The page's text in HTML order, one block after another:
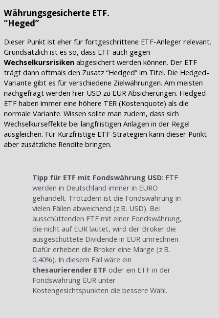
Währungsgesicherte ETF.
“Heged”
Dieser Punkt ist eher für fortgeschrittene ETF-Anleger relevant.
Grundsätzlich ist es so, dass ETF auch gegen
Wechselkursrisiken abgesichert werden können. Der ETF
trägt dann oftmals den Zusatz “Hedged” im Titel. Die Hedged-
Variante gibt es für verschiedene Zielwährungen. Am meisten
nachgefragt werden hier USD zu EUR Absicherungen. Hedged-
ETF haben immer eine höhere TER (Kostenquote) als die
normale Variante. Wissen sollte man zudem, dass sich
Wechselkurseffekte bei langfristigen Anlagen in der Regel
ausgleichen. Für Kurzfristige ETF-Strategien kann dieser Punkt
aber zusätzliche Rendite bringen.
Tipp für ETF mit Fondswährung USD: ETF
werden in Deutschland immer in EURO
gehandelt. Trotzdem ist die Fondswährung in
vielen Fällen abweichend (z.B. USD). Bei
ausschüttenden ETF mit einer Fondswährung,
die nicht auf EUR lautet, wird der Broker die
ausgeschüttete Dividende in EUR umrechnen.
Dafür erheben die Broker eine Marge (z.B.
0,40%). In diesem Fall wäre ein
thesaurierender ETF oder ein ETF in der
Fondswährung EUR unter
Kostengesichtspunkten die bessere Wahl.